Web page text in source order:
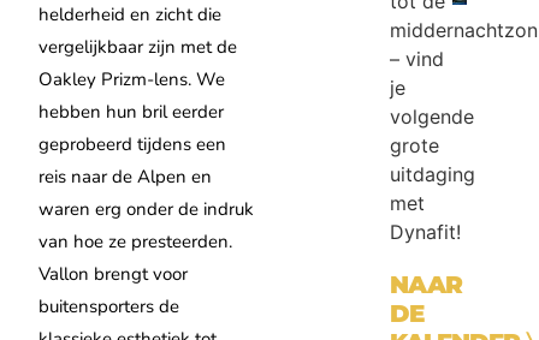
helderheid en zicht die
vergelijkbaar zijn met de
Oakley Prizm-lens. We
hebben hun bril eerder
geprobeerd tijdens een
reis naar de Alpen en
waren erg onder de indruk
van hoe ze presteerden.
Vallon brengt voor
buitensporters de
middernachtzon
– vind
je
volgende
grote
uitdaging
met
Dynafit!
NAAR
DE